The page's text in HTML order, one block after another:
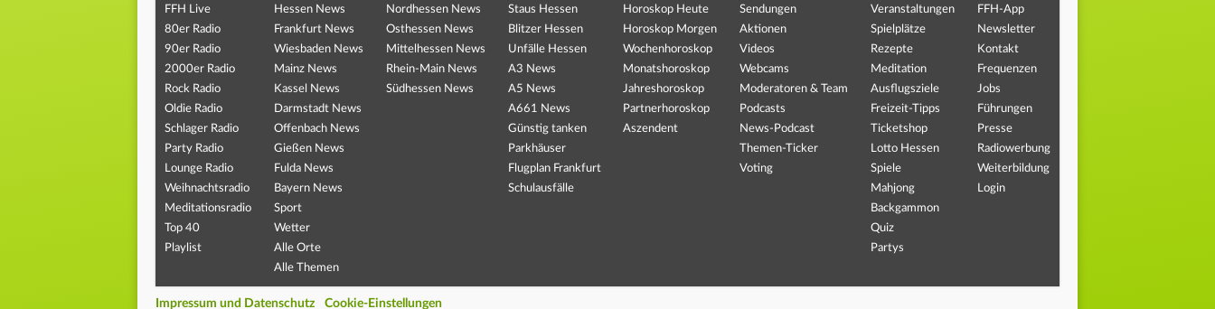
FFH Live
80er Radio
90er Radio
2000er Radio
Rock Radio
Oldie Radio
Schlager Radio
Party Radio
Lounge Radio
Weihnachtsradio
Meditationsradio
Top 40
Playlist
Hessen News
Frankfurt News
Wiesbaden News
Mainz News
Kassel News
Darmstadt News
Offenbach News
Gießen News
Fulda News
Bayern News
Sport
Wetter
Alle Orte
Alle Themen
Nordhessen News
Osthessen News
Mittelhessen News
Rhein-Main News
Südhessen News
Staus Hessen
Blitzer Hessen
Unfälle Hessen
A3 News
A5 News
A661 News
Günstig tanken
Parkhäuser
Flugplan Frankfurt
Schulausfälle
Horoskop Heute
Horoskop Morgen
Wochenhoroskop
Monatshoroskop
Jahreshoroskop
Partnerhoroskop
Aszendent
Sendungen
Aktionen
Videos
Webcams
Moderatoren & Team
Podcasts
News-Podcast
Themen-Ticker
Voting
Veranstaltungen
Spielplätze
Rezepte
Meditation
Ausflugsziele
Freizeit-Tipps
Ticketshop
Lotto Hessen
Spiele
Mahjong
Backgammon
Quiz
Partys
FFH-App
Newsletter
Kontakt
Frequenzen
Jobs
Führungen
Presse
Radiowerbung
Weiterbildung
Login
Impressum und Datenschutz Cookie-Einstellungen